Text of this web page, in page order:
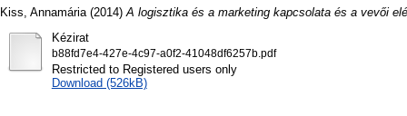
Kiss, Annamária (2014) A logisztika és a marketing kapcsolata és a vevői
Kézirat
b88fd7e4-427e-4c97-a0f2-41048df6257b.pdf
Restricted to Registered users only
Download (526kB)